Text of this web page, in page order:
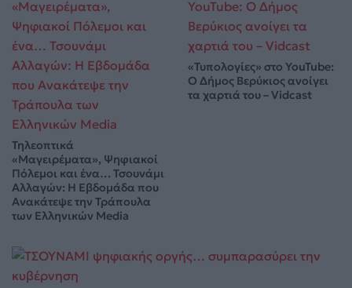
Τηλεοπτικά
«Μαγειρέματα», Ψηφιακοί
Πόλεμοι και ένα… Τσουνάμι
Αλλαγών: Η Εβδομάδα που
Ανακάτεψε την Τράπουλα
των Ελληνικών Media
«Τυπολογίες» στο YouTube:
Ο Δήμος Βερύκιος ανοίγει
τα χαρτιά του – Vidcast